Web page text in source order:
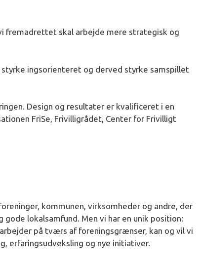
fremadrettet skal arbejde mere strategisk og
ingsorienteret og derved styrke samspillet
Design og resultater er kvalificeret i en
FriSe, Frivilligrådet, Center for Frivilligt
kommunen, virksomheder og andre, der
lokalsamfund. Men vi har en unik position:
på tværs af foreningsgrænser, kan og vil vi
erfaringsudveksling og nye initiativer.